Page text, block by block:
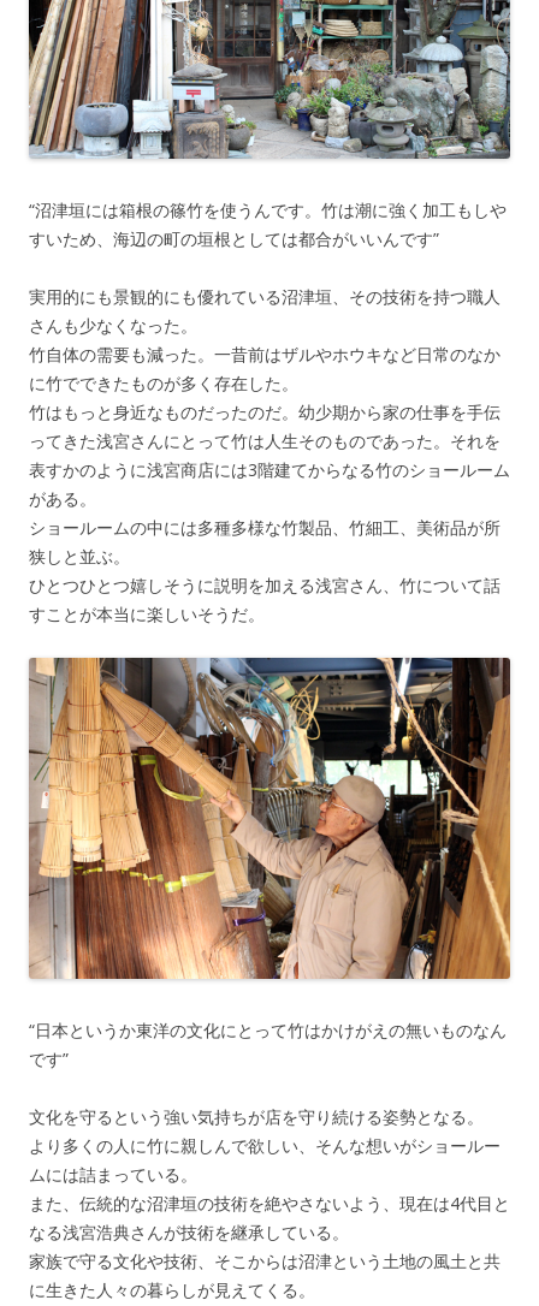
“沼津垣には箱根の篠竹を使うんです。竹は潮に強く加工もしや
すいため、海辺の町の垣根としては都合がいいんです”
実用的にも景観的にも優れている沼津垣、その技術を持つ職人
さんも少なくなった。
竹自体の需要も減った。一昔前はザルやホウキなど日常のなか
に竹でできたものが多く存在した。
竹はもっと身近なものだったのだ。幼少期から家の仕事を手伝
ってきた浅宮さんにとって竹は人生そのものであった。それを
表すかのように浅宮商店には3階建てからなる竹のショールーム
がある。
ショールームの中には多種多様な竹製品、竹細工、美術品が所
狭しと並ぶ。
ひとつひとつ嬉しそうに説明を加える浅宮さん、竹について話
すことが本当に楽しいそうだ。
“日本というか東洋の文化にとって竹はかけがえの無いものなん
です”
文化を守るという強い気持ちが店を守り続ける姿勢となる。
より多くの人に竹に親しんで欲しい、そんな想いがショールー
ムには詰まっている。
また、伝統的な沼津垣の技術を絶やさないよう、現在は4代目と
なる浅宮浩典さんが技術を継承している。
家族で守る文化や技術、そこからは沼津という土地の風土と共
に生きた人々の暮らしが見えてくる。